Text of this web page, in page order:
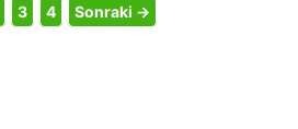
3 4 Sonraki →